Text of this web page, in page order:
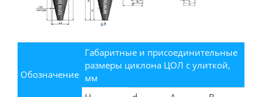
Обозначение
Габаритные и присоединительные
размеры циклона ЦОЛ с улиткой,
мм